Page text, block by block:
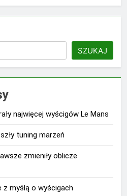
SZUKAJ
najwięcej wyścigów Le Mans
tuning marzeń
zmieniły oblicze
myślą o wyścigach